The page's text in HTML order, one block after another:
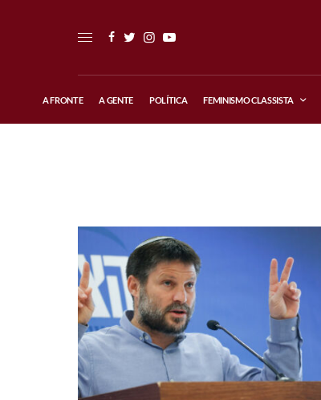
A FRONTE A GENTE POLÍTICA FEMINISMO CLASSISTA